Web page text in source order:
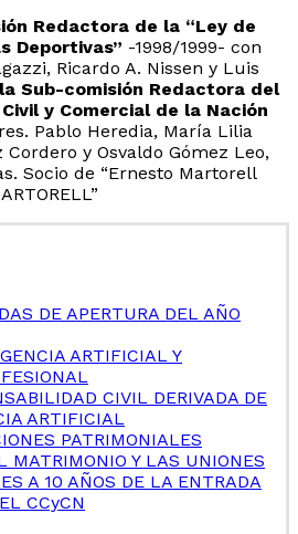
Redactora de la “Ley de
Deportivas” -1998/1999- con
Ricardo A. Nissen y Luis
Sub-comisión Redactora del
y Comercial de la Nación
Pablo Heredia, María Lilia
y Osvaldo Gómez Leo,
. Socio de “Ernesto Martorell
DE APERTURA DEL AÑO
ARTIFICIAL Y
CIVIL DERIVADA DE
ARTIFICIAL
PATRIMONIALES
MATRIMONIO Y LAS UNIONES
A 10 AÑOS DE LA ENTRADA
CCyCN